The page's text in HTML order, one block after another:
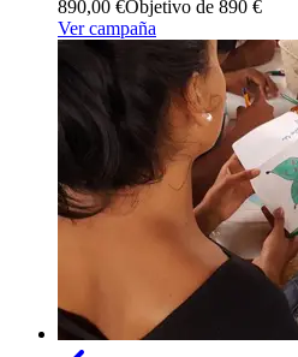
890,00 €Objetivo de 890 €
Ver campaña